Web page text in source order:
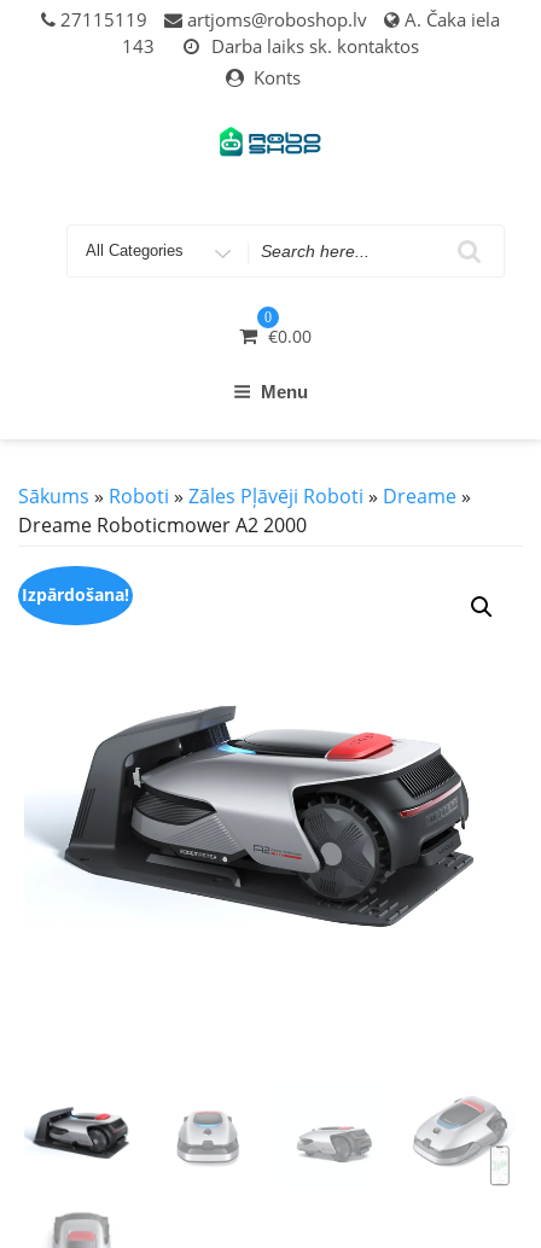
27115119 artjoms@roboshop.lv
A. Čaka iela
143
Darba laiks sk. kontaktos
Konts
0
€0.00
Menu
Sākums » Roboti » Zāles Pļāvēji Roboti » Dreame»
Dreame Roboticmower A2 2000
Izpārdošana!